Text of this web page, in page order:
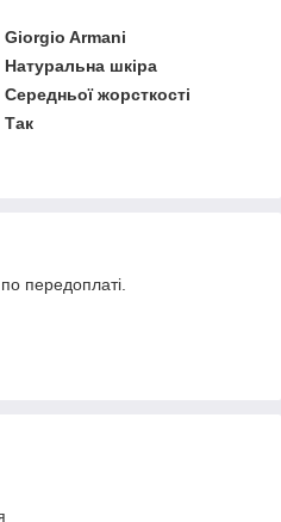
Giorgio Armani
Натуральна шкіра
Середньої жорсткості
Так
передоплаті.